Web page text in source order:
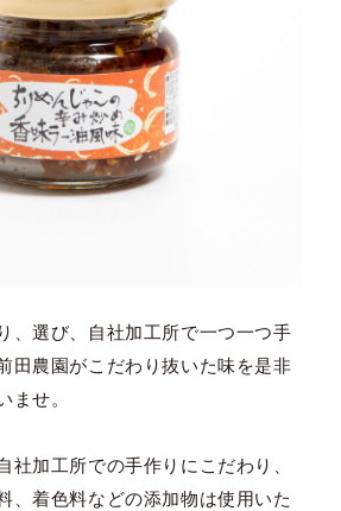
、選び、自社加工所で一つ一つ手
田農園がこだわり抜いた味を是非
ませ。
加工所での手作りにこだわり、
、着色料などの添加物は使用いた